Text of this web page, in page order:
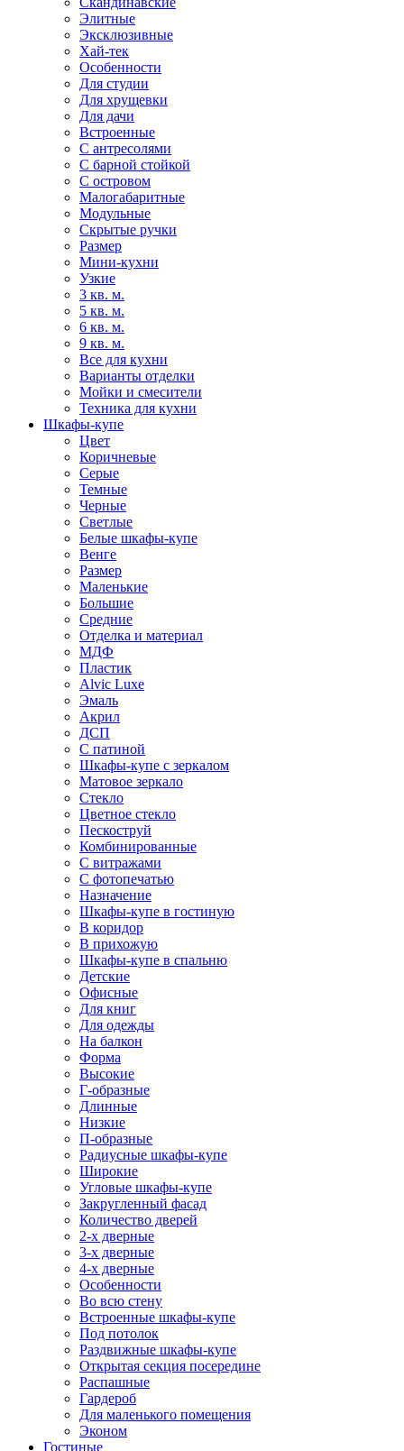
Элитные
Эксклюзивные
Хай-тек
Особенности
Для студии
Для хрущевки
Для дачи
Встроенные
С антресолями
С барной стойкой
С островом
Малогабаритные
Модульные
Скрытые ручки
Размер
Мини-кухни
Узкие
3 кв. м.
5 кв. м.
6 кв. м.
9 кв. м.
Все для кухни
Варианты отделки
Мойки и смесители
Техника для кухни
Шкафы-купе
Цвет
Коричневые
Серые
Темные
Черные
Светлые
Белые шкафы-купе
Венге
Размер
Маленькие
Большие
Средние
Отделка и материал
МДФ
Пластик
Alvic Luxe
Эмаль
Акрил
ДСП
С патиной
Шкафы-купе с зеркалом
Матовое зеркало
Стекло
Цветное стекло
Пескоструй
Комбинированные
С витражами
С фотопечатью
Назначение
Шкафы-купе в гостиную
В коридор
В прихожую
Шкафы-купе в спальню
Детские
Офисные
Для книг
Для одежды
На балкон
Форма
Высокие
Г-образные
Длинные
Низкие
П-образные
Радиусные шкафы-купе
Широкие
Угловые шкафы-купе
Закругленный фасад
Количество дверей
2-х дверные
3-х дверные
4-х дверные
Особенности
Во всю стену
Встроенные шкафы-купе
Под потолок
Раздвижные шкафы-купе
Открытая секция посередине
Распашные
Гардероб
Для маленького помещения
Эконом
Гостиные